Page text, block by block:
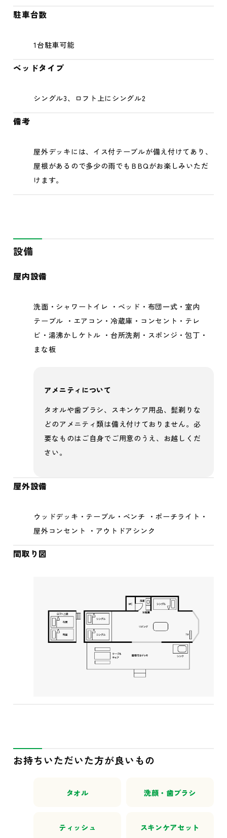
駐車台数
1台駐車可能
ベッドタイプ
シングル3、ロフト上にシングル2
備考
屋外デッキには、イス付テーブルが備え付けてあり、
屋根があるので多少の雨でもＢBQがお楽しみいただ
けます。
設備
屋内設備
洗面・シャワートイレ ・ベッド・布団一式・室内
テーブル ・エアコン・冷蔵庫・コンセント・テレ
ビ・湯沸かしケトル ・台所洗剤・スポンジ・包丁・
まな板
アメニティについて
タオルや歯ブラシ、スキンケア用品、髭剃りな
どのアメニティ類は備え付けておりません。必
要なものはご自身でご用意のうえ、お越しくだ
さい。
屋外設備
ウッドデッキ・テーブル・ベンチ ・ポーチライト・
屋外コンセント ・アウトドアシンク
間取り図
お持ちいただいた方が良いもの
タオル 洗顔・歯ブラシ
ティッシュ スキンケアセット